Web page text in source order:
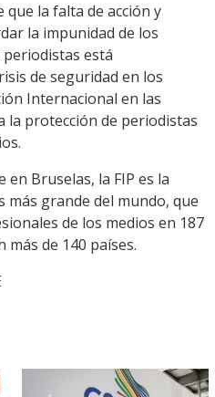
que la falta de acción y
la impunidad de los
está
de seguridad en los
Internacional en las
la protección de periodistas
en Bruselas, la FIP es la
grande del mundo, que
de los medios en 187
más de 140 países.